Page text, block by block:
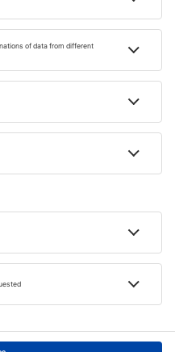
Ön számára
hírlevelünkkel!
eSky.pl S.A. marketing